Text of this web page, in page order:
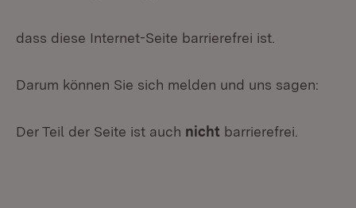
dass diese Internet-Seite barrierefrei ist.
Darum können Sie sich melden und uns sagen:
Der Teil der Seite ist auch nicht barrierefrei.